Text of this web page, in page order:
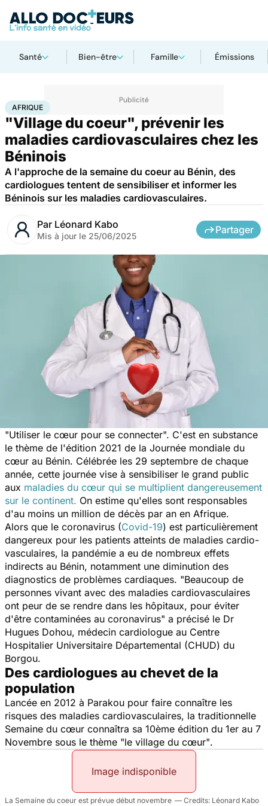
Santé Bien-être Famille Émissions
AccueilSanté Maladies cardiaques
AFRIQUE
"Village du coeur", prévenir les
maladies cardiovasculaires chez les
Béninois
A l'approche de la semaine du coeur au Bénin, des
cardiologues tentent de sensibiliser et informer les
Béninois sur les maladies cardiovasculaires.
Par Léonard Kabo
Mis à jour le 25/06/2025
Partager
"Utiliser le cœur pour se connecter". C'est en substance
le thème de l'édition 2021 de la Journée mondiale du
cœur au Bénin. Célébrée les 29 septembre de chaque
année, cette journée vise à sensibiliser le grand public
aux maladies du cœur qui se multiplient dangereusement
sur le continent. On estime qu'elles sont responsables
d'au moins un million de décès par an en Afrique.
Alors que le coronavirus (Covid-19) est particulièrement
dangereux pour les patients atteints de maladies cardio-
vasculaires, la pandémie a eu de nombreux effets
indirects au Bénin, notamment une diminution des
diagnostics de problèmes cardiaques. "Beaucoup de
personnes vivant avec des maladies cardiovasculaires
ont peur de se rendre dans les hôpitaux, pour éviter
d'être contaminées au coronavirus" a précisé le Dr
Hugues Dohou, médecin cardiologue au Centre
Hospitalier Universitaire Départemental (CHUD) du
Borgou.
Des cardiologues au chevet de la
population
Lancée en 2012 à Parakou pour faire connaître les
risques des maladies cardiovasculaires, la traditionnelle
Semaine du cœur connaîtra sa 10ème édition du 1er au 7
Novembre sous le thème "le village du cœur".
Image indisponible
La Semaine du coeur est prévue début novembre Léonard Kabo